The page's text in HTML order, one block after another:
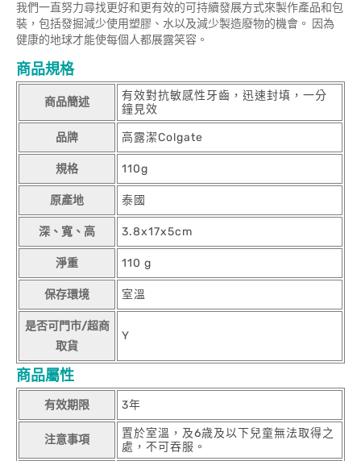
我們一直努力尋找更好和更有效的可持續發展方式來製作產品和包
裝，包括發掘減少使用塑膠、水以及減少製造廢物的機會。 因為
健康的地球才能使每個人都展露笑容。
商品規格
商品簡述
有效對抗敏感性牙齒，迅速封填，一分
鐘見效
品牌 高露潔Colgate
規格 110g
原產地 泰國
深、寬、高 3.8x17x5cm
淨重 110 g
保存環境 室溫
是否可門市/超商
取貨
Y
商品屬性
有效期限 3年
注意事項
置於室溫，及6歳及以下兒童無法取得之
處，不可吞服。